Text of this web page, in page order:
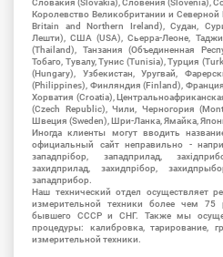
Словакия (Slovakia), Словения (Slovenia),
Королевство Великобритании и
Britain and Northern Ireland), Судан,
Лешти), США (USA), Сьерра-Леоне,
(Thailand), Танзания (Объединенная
Тобаго, Тувалу, Тунис (Tunisia), Турция
(Hungary), Узбекистан, Уругвай,
(Philippines), Финляндия (Finland),
Хорватия (Croatia),
(Czech Republic), Чили, Черногория
Швеция (Sweden), Шри-Ланка, Ямайка,
Иногда клиенты могут вводить
официальный сайт неправильно -
западпрібор, западприлад,
захидприлад, захидпрібор,
западприбор.
Наш технический отдел осуществляет
измерительной техники более чем 75
бывшего СССР и СНГ. Также мы
процедуры: калибровка, тарирование,
измерительной техники.